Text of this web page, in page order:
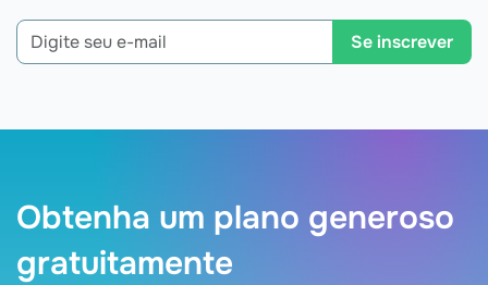
Se inscrever
Obtenha um plano generoso
gratuitamente